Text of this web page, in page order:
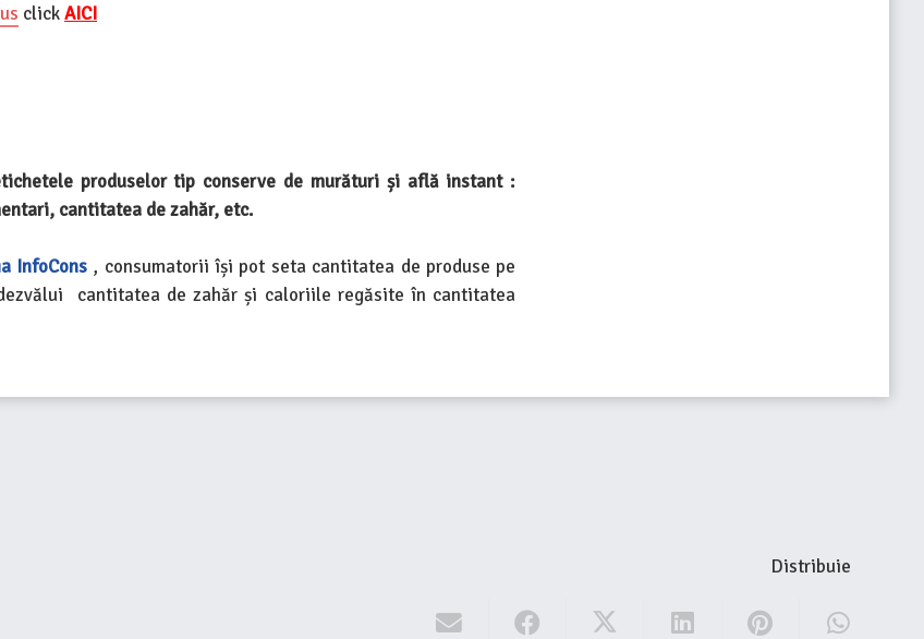
clickAICI
produselor tip conserve de murături și află instant :
cantitatea de zahăr, etc.
InfoCons , consumatorii își pot seta cantitatea de produse pe
cantitatea de zahăr și caloriile regăsite în cantitatea
Distribuie